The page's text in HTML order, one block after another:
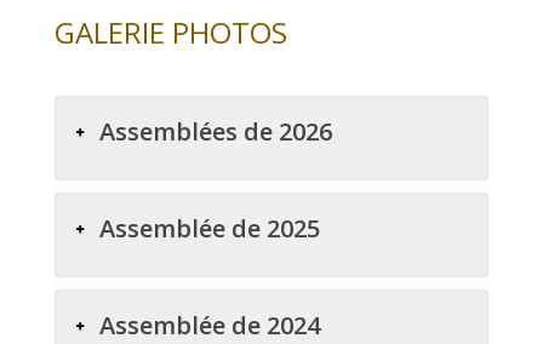
GALERIE PHOTOS
Assemblées de 2026
Assemblée de 2025
Assemblée de 2024